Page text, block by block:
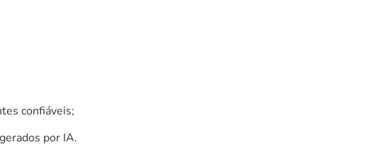
confiáveis;
por IA.